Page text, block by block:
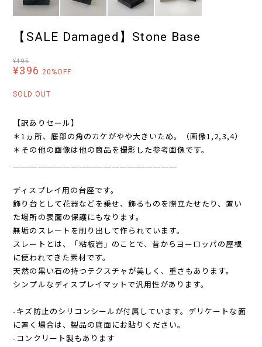
【SALE Damaged】Stone Base
¥495
¥396 20%OFF
SOLD OUT
【訳ありセール】
＊1ヵ所、底部の角のカケがやや大きいため。（画像1,2,3,4）
＊その他の画像は他の商品を撮影した参考画像です。
ディスプレイ用の台座です。
飾り台として花器などを乗せ、飾るものを際立たせたり、置い
た場所の表面の保護にもなります。
無垢のスレートを削り出して作られています。
スレートとは、「粘板岩」のことで、昔からヨーロッパの屋根
に使われてきた素材です。
天然の黒い石の持つテクスチャが美しく、重さもあります。
シンプルなディスプレイマットで汎用性があります。
-キズ防止のシリコンシールが付属しています。デリケートな面
に置く場合は、製品の底面にお貼りください。
-コンクリート製もあります